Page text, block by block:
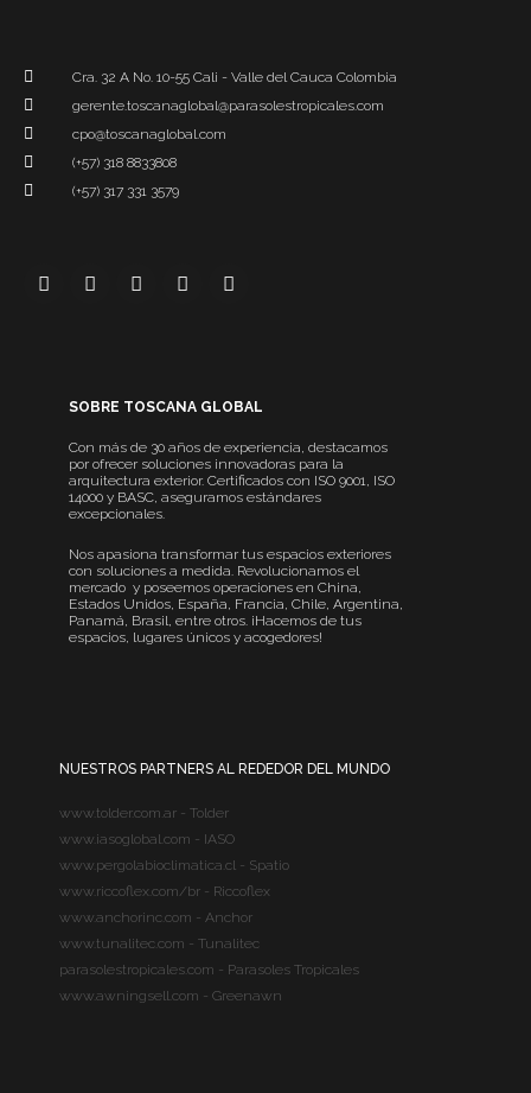
Cra. 32 A No. 10-55 Cali - Valle del Cauca Colombia
gerente.toscanaglobal@parasolestropicales.com
cpo@toscanaglobal.com
(+57) 318 8833808
(+57) 317 331 3579
SOBRE TOSCANA GLOBAL
Con más de 30 años de experiencia, destacamos
por ofrecer soluciones innovadoras para la
arquitectura exterior. Certificados con ISO 9001, ISO
14000 y BASC, aseguramos estándares
excepcionales.
Nos apasiona transformar tus espacios exteriores
con soluciones a medida. Revolucionamos el
mercado y poseemos operaciones en China,
Estados Unidos, España, Francia, Chile, Argentina,
Panamá, Brasil, entre otros. ¡Hacemos de tus
espacios, lugares únicos y acogedores!
NUESTROS PARTNERS AL REDEDOR DEL MUNDO
www.tolder.com.ar - Tolder
www.iasoglobal.com - IASO
www.pergolabioclimatica.cl - Spatio
www.riccoflex.com/br - Riccoflex
www.anchorinc.com - Anchor
www.tunalitec.com - Tunalitec
parasolestropicales.com - Parasoles Tropicales
www.awningsell.com - Greenawn